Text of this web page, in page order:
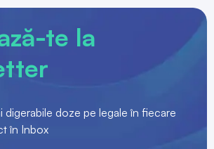
te la
digerabile doze pe legale în fiecare
în Inbox